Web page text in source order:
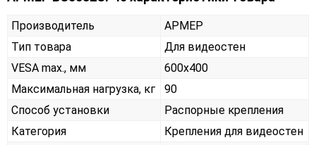
Производитель
АРМЕР
Тип товара
Для видеостен
VESA max., мм
600х400
Максимальная нагрузка, кг
90
Способ установки
Распорные крепления
Категория
Крепления для видеостен